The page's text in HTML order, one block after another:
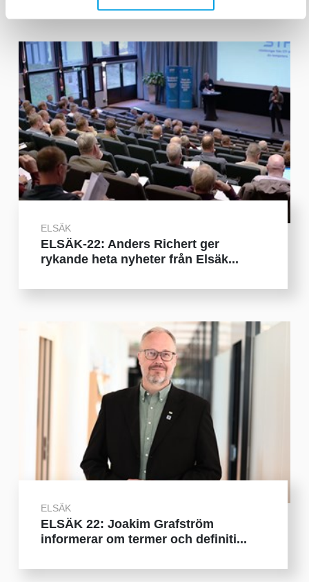
ELSÄK
ELSÄK-22: Anders Richert ger
rykande heta nyheter från Elsäk...
ELSÄK
ELSÄK 22: Joakim Grafström
informerar om termer och definiti...